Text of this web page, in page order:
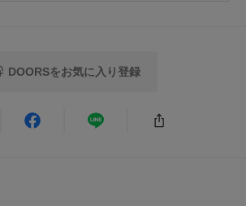
DOORSをお気に入り登録